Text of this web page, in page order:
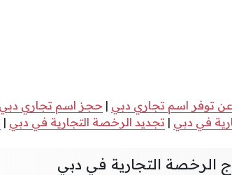
عن توفر اسم تجاري دبي | حجز اسم تجاري دبي
في دبي | تجديد الرخصة التجارية في دبي |
الرخصة التجارية في دبي